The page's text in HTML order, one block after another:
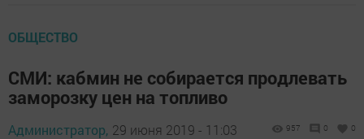
ОБЩЕСТВО
СМИ: кабмин не собирается продлевать
заморозку цен на топливо
Администратор, 29 июня 2019 - 11:03 957 0 0